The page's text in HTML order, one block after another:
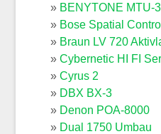
BENYTONE MTU-
Bose Spatial Control
Braun LV 720
Cybernetic HI FI
Cyrus 2
DBX BX-3
Denon POA-8000
Dual 1750 Umbau